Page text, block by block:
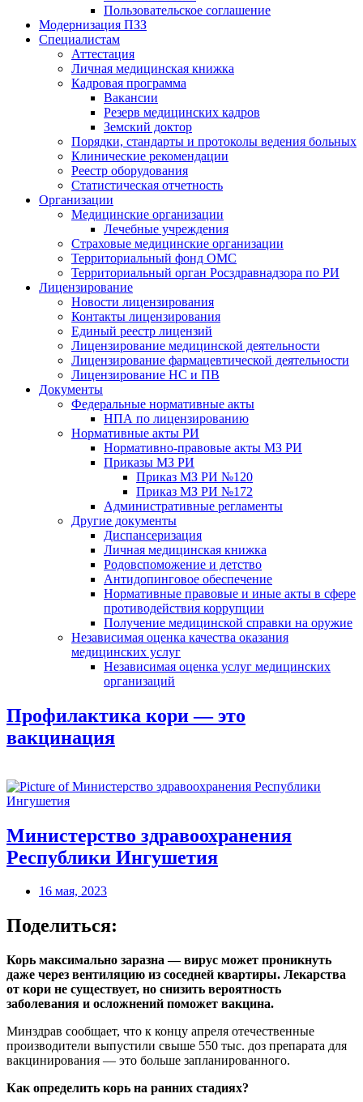
Пользовательское соглашение
Модернизация ПЗЗ
Специалистам
Аттестация
Личная медицинская книжка
Кадровая программа
Вакансии
Резерв медицинских кадров
Земский доктор
Порядки, стандарты и протоколы ведения больных
Клинические рекомендации
Реестр оборудования
Статистическая отчетность
Организации
Медицинские организации
Лечебные учреждения
Страховые медицинские организации
Территориальный фонд ОМС
Территориальный орган Росздравнадзора по РИ
Лицензирование
Новости лицензирования
Контакты лицензирования
Единый реестр лицензий
Лицензирование медицинской деятельности
Лицензирование фармацевтической деятельности
Лицензирование НС и ПВ
Документы
Федеральные нормативные акты
НПА по лицензированию
Нормативные акты РИ
Нормативно-правовые акты МЗ РИ
Приказы МЗ РИ
Приказ МЗ РИ №120
Приказ МЗ РИ №172
Административные регламенты
Другие документы
Диспансеризация
Личная медицинская книжка
Родовспоможение и детство
Антидопинговое обеспечение
Нормативные правовые и иные акты в сфере
противодействия коррупции
Получение медицинской справки на оружие
Независимая оценка качества оказания
медицинских услуг
Независимая оценка услуг медицинскиx
организаций
Профилактика кори — это
вакцинация
Министерство здравоохранения
Республики Ингушетия
16 мая, 2023
Поделиться:
Корь максимально заразна — вирус может проникнуть
даже через вентиляцию из соседней квартиры. Лекарства
от кори не существует, но снизить вероятность
заболевания и осложнений поможет вакцина.
Минздрав сообщает, что к концу апреля отечественные
производители выпустили свыше 550 тыс. доз препарата для
вакцинирования — это больше запланированного.
Как определить корь на ранних стадиях?